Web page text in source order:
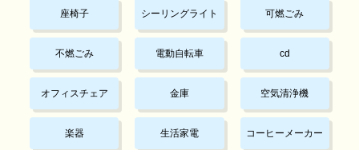
座椅子 シーリングライト 可燃ごみ
不燃ごみ 電動自転車 cd
オフィスチェア 金庫 空気清浄機
楽器 生活家電 コーヒーメーカー